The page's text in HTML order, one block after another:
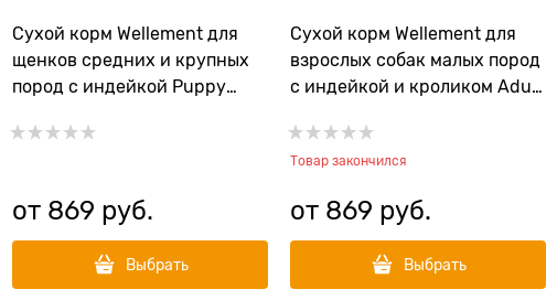
Сухой корм Wellement для
щенков средних и крупных
пород с индейкой Puppy
от 869 руб.
Выбрать
Сухой корм Wellement для
взрослых собак малых пород
с индейкой и кроликом Adult
Rabbit
Товар закончился
от 869 руб.
Выбрать